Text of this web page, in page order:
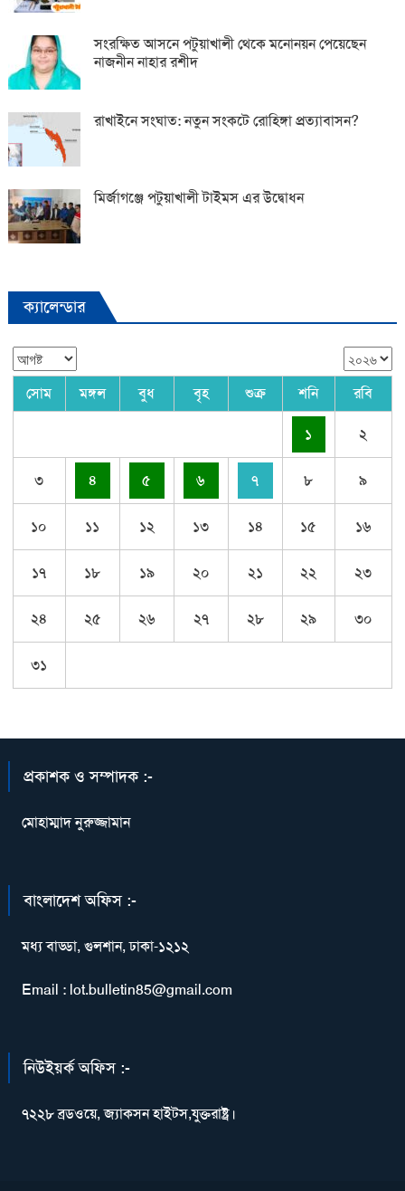
সংরক্ষিত আসনে পটুয়াখালী থেকে মনোনয়ন পেয়েছেন
নাজনীন নাহার রশীদ
রাখাইনে সংঘাত: নতুন সংকটে রোহিঙ্গা প্রত্যাবাসন?
মির্জাগঞ্জে পটুয়াখালী টাইমস এর উদ্বোধন
ক্যালেন্ডার
সোম মঙ্গল বুধ বৃহ শুক্র শনি রবি
১ ২
৩ ৪ ৫ ৬ ৭ ৮ ৯
১০ ১১ ১২ ১৩ ১৪ ১৫ ১৬
১৭ ১৮ ১৯ ২০ ২১ ২২ ২৩
২৪ ২৫ ২৬ ২৭ ২৮ ২৯ ৩০
৩১
প্রকাশক ও সম্পাদক :-
মোহাম্মাদ নুরুজ্জামান
বাংলাদেশ অফিস :-
মধ্য বাড্ডা, গুলশান, ঢাকা-১২১২
Email : lot.bulletin85@gmail.com
নিউইয়র্ক অফিস :-
৭২২৮ ব্রডওয়ে, জ্যাকসন হাইটস,যুক্তরাষ্ট্র।